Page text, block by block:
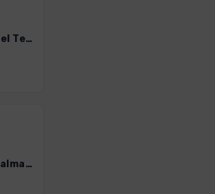
CinTe_28_Colle del Telegrafo-Palestra Verde-Campiglia.gpx
CinTe_30_Isola Palmaria.gpx